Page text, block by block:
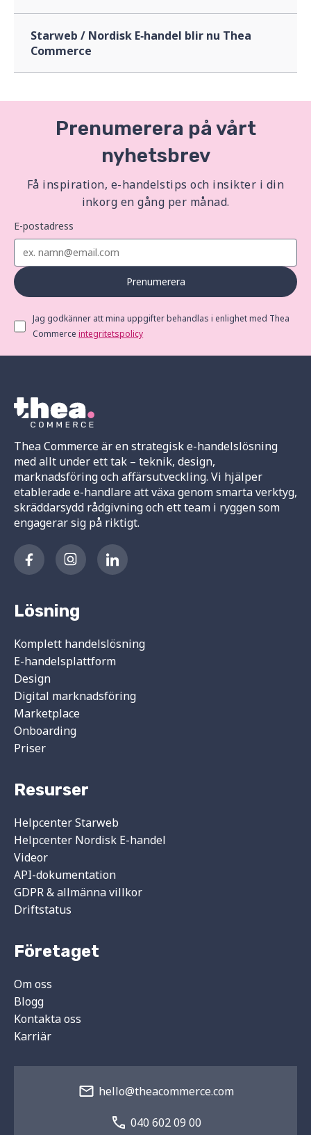
Starweb / Nordisk E‑handel blir nu Thea
Commerce
Prenumerera på vårt
nyhetsbrev
Få inspiration, e-handelstips och insikter i din
inkorg en gång per månad.
E-postadress
Prenumerera
Jag godkänner att mina uppgifter behandlas i enlighet med Thea
Commerceintegritetspolicy
Thea Commerce är en strategisk e-handelslösning
med allt under ett tak – teknik, design,
marknadsföring och affärsutveckling. Vi hjälper
etablerade e-handlare att växa genom smarta verktyg,
skräddarsydd rådgivning och ett team i ryggen som
engagerar sig på riktigt.
Lösning
Komplett handelslösning
E-handelsplattform
Design
Digital marknadsföring
Marketplace
Onboarding
Priser
Resurser
Helpcenter Starweb
Helpcenter Nordisk E-handel
Videor
API-dokumentation
GDPR & allmänna villkor
Driftstatus
Företaget
Om oss
Blogg
Kontakta oss
Karriär
hello@theacommerce.com
040 602 09 00